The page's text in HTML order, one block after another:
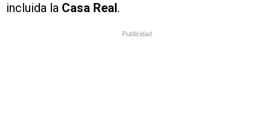
incluida la Casa Real.
Publicidad